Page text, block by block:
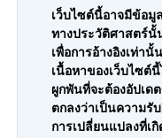
เว็บไซต์นี้อาจมีข้อมู
ทางประวัติศาสตร์
เพื่อการอ้างอิงเท่า
เนื้อหาของเว็บไซต์
ผูกพันที่จะต้องอัปเด
ตกลงว่าเป็นความ
การเปลี่ยนแปลงที่เ